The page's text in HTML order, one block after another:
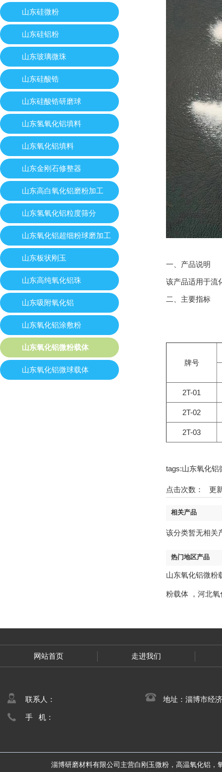
山东硅微粉
山东硅铝粉
山东玻璃微珠
山东硅酸锆
山东硅酸锆研磨球
山东氢氧化铝填料
山东氧化铝填料
山东金刚石修整器
山东高白氧化铝磨粉加工
山东氢氧化铝粒度筛分
山东氧化铝超细粉球磨加工
山东板状刚玉
山东高纯氧化铝珠
山东吸附氧化铝
山东氧化铝涂敷粉
山东氧化铝微粉载体
山东氧化铝微球载体
一、产品说明
该产品适用于流
二、主要指标
牌号
2T-01
2T-02
2T-03
tags:山东氧化铝
点击次数： 更
相关产品
该分类暂无相关
热门地区产品
山东氧化铝微粉
粉载体 ， 河北氧
网站首页 走进我们
联系人：
手 机：
地址：淄博市经
淄博研磨材料有限公司主营白刚玉微粉，高温氧化铝